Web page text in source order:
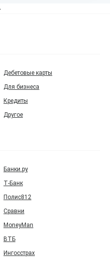
Дебетовые карты
Для бизнеса
Кредиты
Другое
Банки.ру
Т‑Банк
Полис812
Сравни
MoneyMan
ВТБ
Ингосстрах